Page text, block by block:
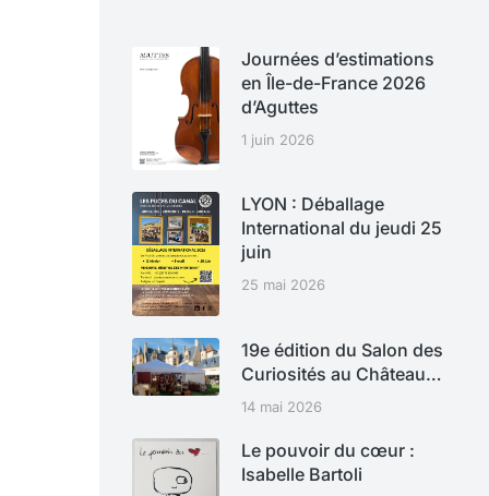
Journées d’estimations
en Île-de-France 2026
d’Aguttes
1 juin 2026
LYON : Déballage
International du jeudi 25
juin
25 mai 2026
19e édition du Salon des
Curiosités au Château…
14 mai 2026
Le pouvoir du cœur :
Isabelle Bartoli